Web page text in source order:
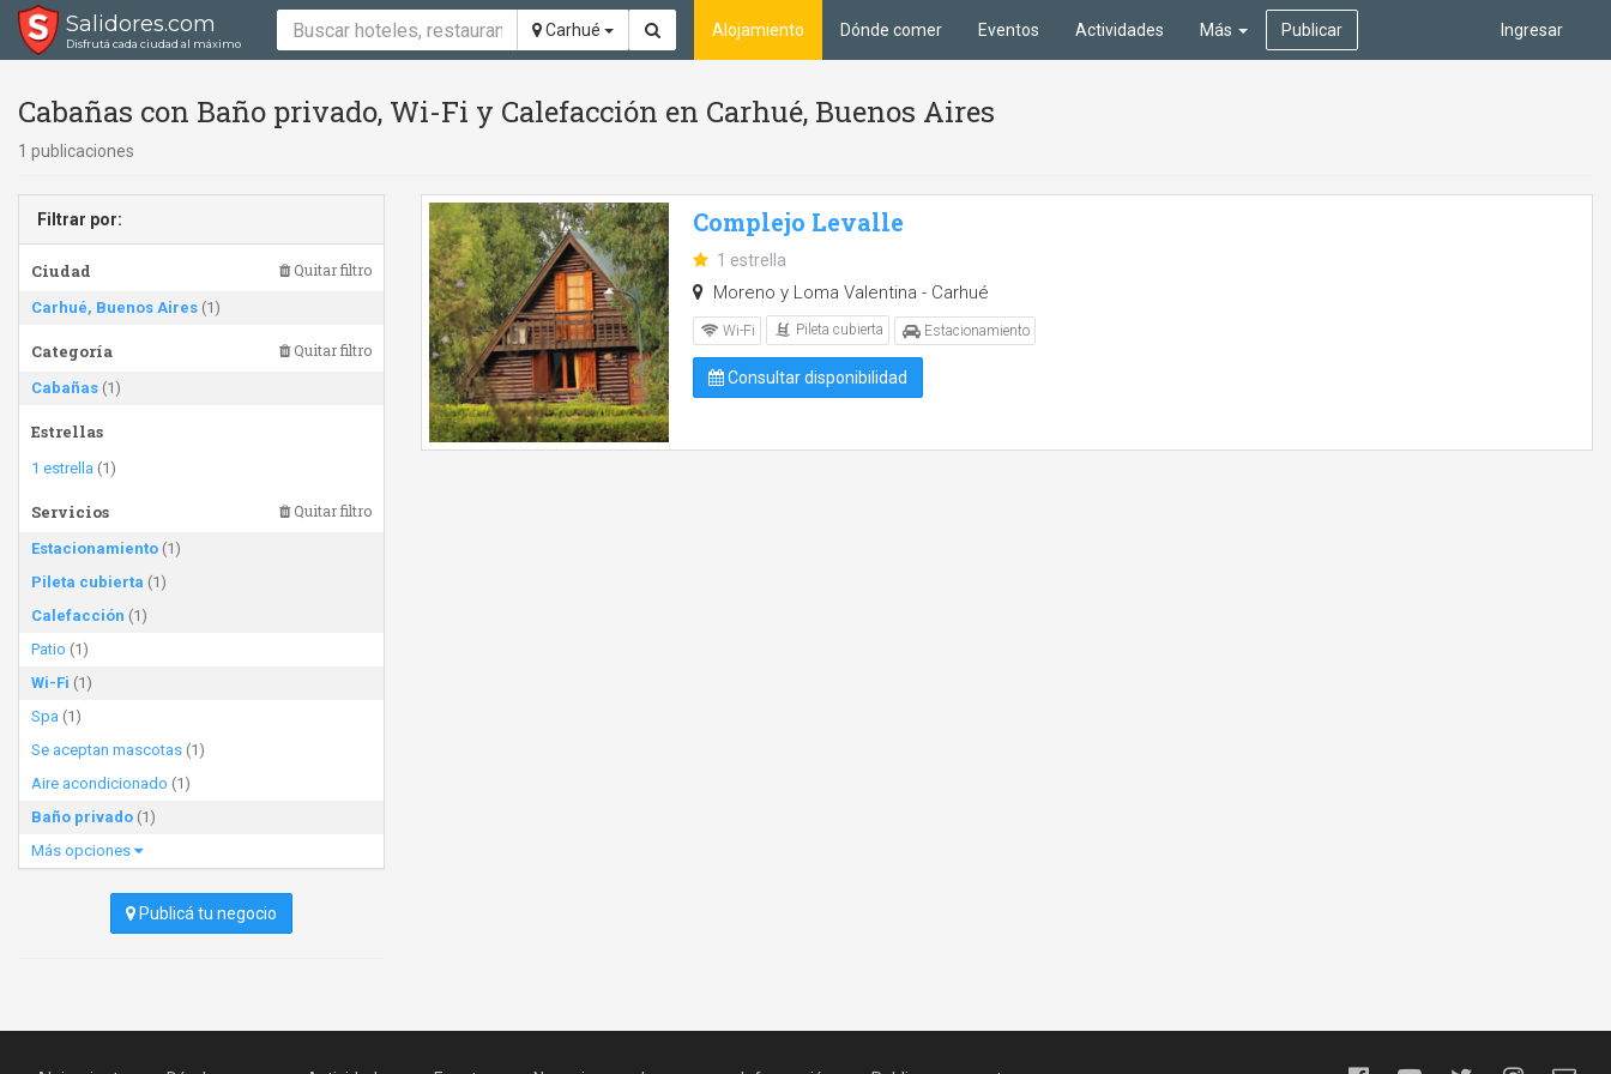
Salidores.com
Disfrutá cada ciudad al máximo
Carhué Ingresar
Alojamiento Dónde comer Eventos Actividades Más Publicar
Cabañas con Baño privado, Wi-Fi y Calefacción en Carhué, Buenos Aires
1 publicaciones
Filtrar por:
Ciudad Quitar filtro
Carhué, Buenos Aires (1)
Categoría Quitar filtro
Cabañas (1)
Estrellas
1 estrella (1)
Servicios Quitar filtro
Estacionamiento (1)
Pileta cubierta (1)
Calefacción (1)
Patio (1)
Wi-Fi (1)
Spa (1)
Se aceptan mascotas (1)
Aire acondicionado (1)
Baño privado (1)
Más opciones
Publicá tu negocio
Complejo Levalle
1 estrella
Moreno y Loma Valentina - Carhué
Wi-Fi Pileta cubierta Estacionamiento
Consultar disponibilidad